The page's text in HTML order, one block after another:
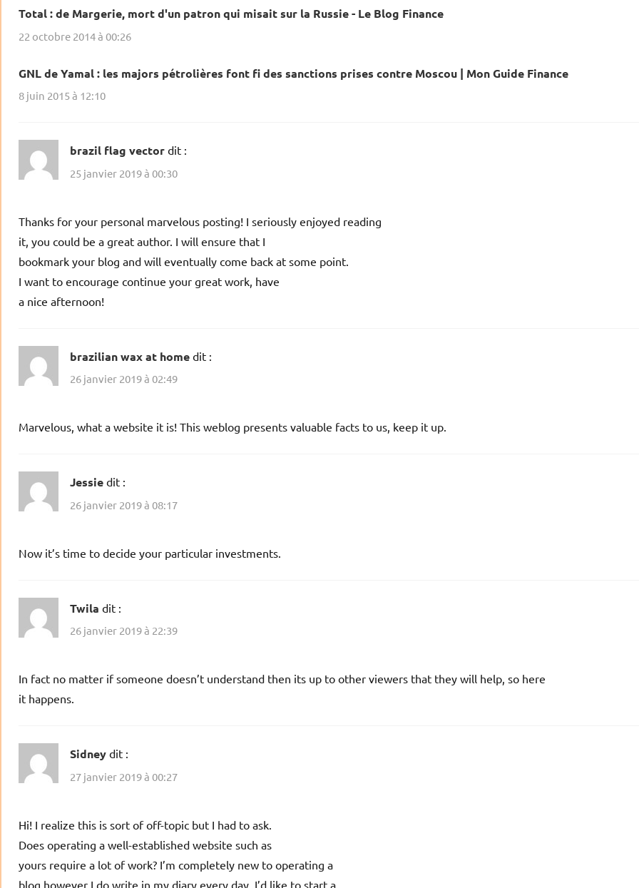
Total : de Margerie, mort d'un patron qui misait sur la Russie - Le Blog Finance
22 octobre 2014 à 00:26
GNL de Yamal : les majors pétrolières font fi des sanctions prises contre Moscou | Mon Guide Finance
8 juin 2015 à 12:10
brazil flag vector dit :
25 janvier 2019 à 00:30
Thanks for your personal marvelous posting! I seriously enjoyed reading
it, you could be a great author. I will ensure that I
bookmark your blog and will eventually come back at some point.
I want to encourage continue your great work, have
a nice afternoon!
brazilian wax at home dit :
26 janvier 2019 à 02:49
Marvelous, what a website it is! This weblog presents valuable facts to us, keep it up.
Jessie dit :
26 janvier 2019 à 08:17
Now it’s time to decide your particular investments.
Twila dit :
26 janvier 2019 à 22:39
In fact no matter if someone doesn’t understand then its up to other viewers that they will help, so here
it happens.
Sidney dit :
27 janvier 2019 à 00:27
Hi! I realize this is sort of off-topic but I had to ask.
Does operating a well-established website such as
yours require a lot of work? I’m completely new to operating a
blog however I do write in my diary every day. I’d like to start a